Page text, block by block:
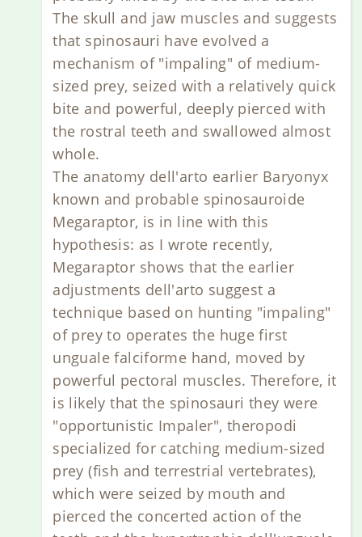
The skull and jaw muscles and suggests
that spinosauri have evolved a
mechanism of "impaling" of medium-
sized prey, seized with a relatively quick
bite and powerful, deeply pierced with
the rostral teeth and swallowed almost
whole.
The anatomy dell'arto earlier Baryonyx
known and probable spinosauroide
Megaraptor, is in line with this
hypothesis: as I wrote recently,
Megaraptor shows that the earlier
adjustments dell'arto suggest a
technique based on hunting "impaling"
of prey to operates the huge first
unguale falciforme hand, moved by
powerful pectoral muscles. Therefore, it
is likely that the spinosauri they were
"opportunistic Impaler", theropodi
specialized for catching medium-sized
prey (fish and terrestrial vertebrates),
which were seized by mouth and
pierced the concerted action of the